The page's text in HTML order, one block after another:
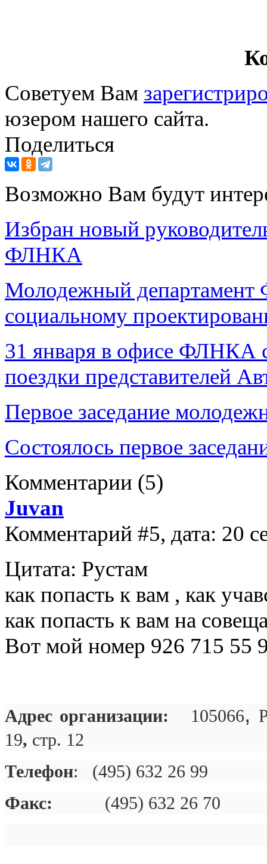
Советуем Вам
юзером нашего сайта.
Поделиться
Возможно Вам будут
Избран новый
ФЛНКА
Молодежный департамент
социальному
31 января в офисе ФЛНКА
поездки представителей
Первое заседание
Состоялось первое
Комментарии (5)
Juvan
Комментарий #5, дата: 20
Цитата: Рустам
как попасть к вам , как
как попасть к вам на
Вот мой номер 926 715 55
Адрес организации: 105066,
19, стр. 12
Телефон:
(495) 632 26 99
Факс:
(495) 632 26 70